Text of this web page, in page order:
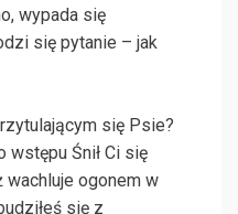
wypada się
się pytanie – jak
się Psie?
wstępu Śnił Ci się
wachluje ogonem w
się z